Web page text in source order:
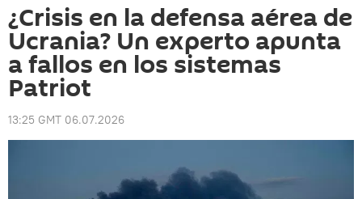
¿Crisis en la defensa aérea de
Ucrania? Un experto apunta
a fallos en los sistemas
Patriot
13:25 GMT 06.07.2026